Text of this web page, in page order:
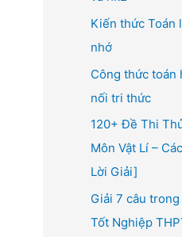
o
r
:
Kiến thức Toán
nhớ
Công thức toán
nối tri thức
120+ Đề Thi
Môn Vật Lí –
Lời Giải]
Giải 7 câu trong
Tốt Nghiệp